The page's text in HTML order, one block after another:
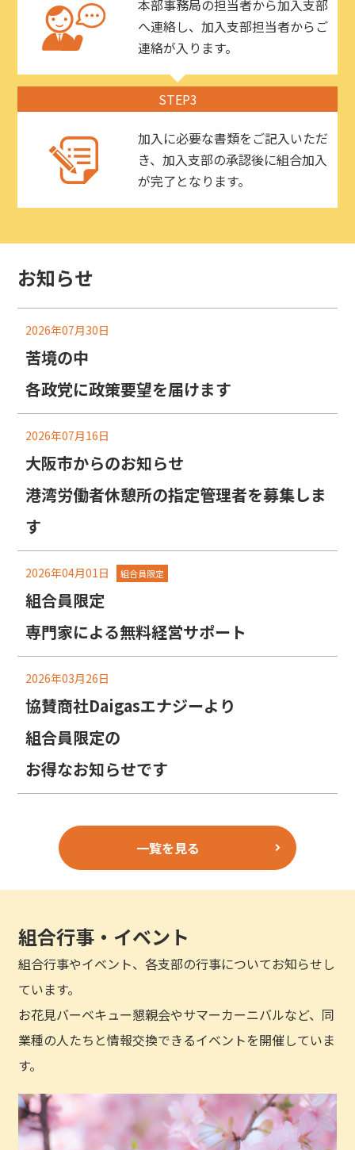
本部事務局の担当者から加入支部
へ連絡し、加入支部担当者からご
連絡が入ります。
STEP3
加入に必要な書類をご記入いただ
き、加入支部の承認後に組合加入
が完了となります。
お知らせ
2026年07月30日
苦境の中
各政党に政策要望を届けます
2026年07月16日
大阪市からのお知らせ
港湾労働者休憩所の指定管理者を募集しま
す
2026年04月01日 組合員限定
組合員限定
専門家による無料経営サポート
2026年03月26日
協賛商社Daigasエナジーより
組合員限定の
お得なお知らせです
一覧を見る
組合行事・イベント
組合行事やイベント、各支部の行事についてお知らせし
ています。
お花見バーベキュー懇親会やサマーカーニバルなど、同
業種の人たちと情報交換できるイベントを開催していま
す。